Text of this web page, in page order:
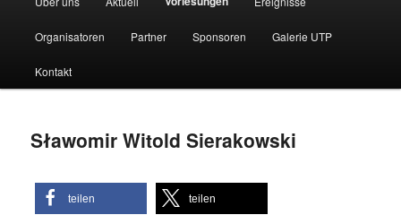
Organisatoren Partner Sponsoren Galerie UTP
Kontakt
Sławomir Witold Sierakowski
teilen teilen